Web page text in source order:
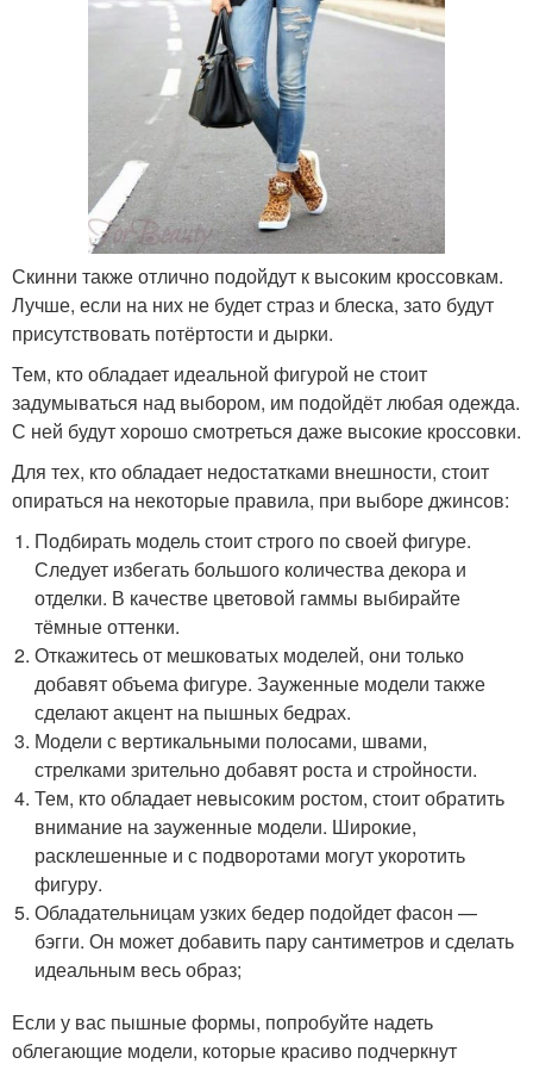
Скинни также отлично подойдут к высоким кроссовкам.
Лучше, если на них не будет страз и блеска, зато будут
присутствовать потёртости и дырки.
Тем, кто обладает идеальной фигурой не стоит
задумываться над выбором, им подойдёт любая одежда.
С ней будут хорошо смотреться даже высокие кроссовки.
Для тех, кто обладает недостатками внешности, стоит
опираться на некоторые правила, при выборе джинсов:
Подбирать модель стоит строго по своей фигуре.
Следует избегать большого количества декора и
отделки. В качестве цветовой гаммы выбирайте
тёмные оттенки.
Откажитесь от мешковатых моделей, они только
добавят объема фигуре. Зауженные модели также
сделают акцент на пышных бедрах.
Модели с вертикальными полосами, швами,
стрелками зрительно добавят роста и стройности.
Тем, кто обладает невысоким ростом, стоит обратить
внимание на зауженные модели. Широкие,
расклешенные и с подворотами могут укоротить
фигуру.
Обладательницам узких бедер подойдет фасон —
бэгги. Он может добавить пару сантиметров и сделать
идеальным весь образ;
Если у вас пышные формы, попробуйте надеть
облегающие модели, которые красиво подчеркнут